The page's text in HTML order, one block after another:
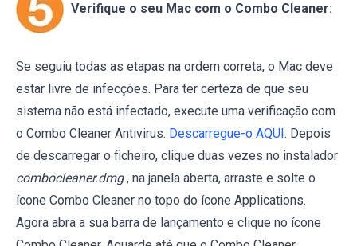
Verifique o seu Mac com o Combo Cleaner:
Se seguiu todas as etapas na ordem correta, o Mac deve
estar livre de infecções. Para ter certeza de que seu
sistema não está infectado, execute uma verificação com
o Combo Cleaner Antivirus. Descarregue-o AQUI. Depois
de descarregar o ficheiro, clique duas vezes no instalador
combocleaner.dmg , na janela aberta, arraste e solte o
ícone Combo Cleaner no topo do ícone Applications.
Agora abra a sua barra de lançamento e clique no ícone